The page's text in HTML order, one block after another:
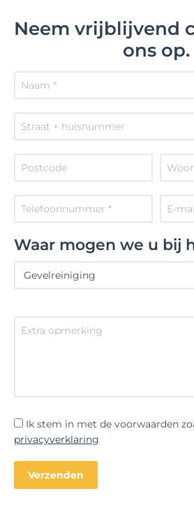
Neem vrijblijvend
ons op.
Waar mogen we u bij
Ik stem in met de voorwaarden
privacyverklaring